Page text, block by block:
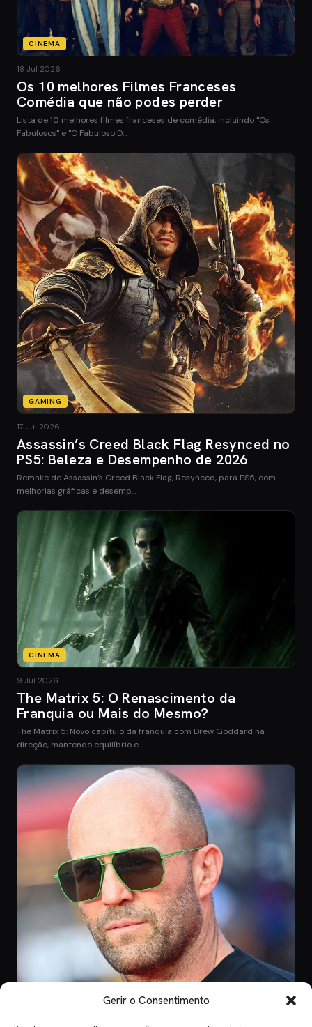
Gerir o Consentimento
CINEMA
18 Jul 2026
Os 10 melhores Filmes Franceses
Comédia que não podes perder
Lista de 10 melhores filmes franceses de comédia, incluindo "Os
Fabulosos" e "O Fabuloso D…
GAMING
17 Jul 2026
Assassin’s Creed Black Flag Resynced no
PS5: Beleza e Desempenho de 2026
Remake de Assassin’s Creed Black Flag, Resynced, para PS5, com
melhorias gráficas e desemp…
CINEMA
9 Jul 2026
The Matrix 5: O Renascimento da
Franquia ou Mais do Mesmo?
The Matrix 5: Novo capítulo da franquia com Drew Goddard na
direção, mantendo equilíbrio e…